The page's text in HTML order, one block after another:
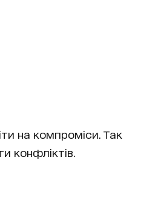
на компроміси. Так
конфліктів.